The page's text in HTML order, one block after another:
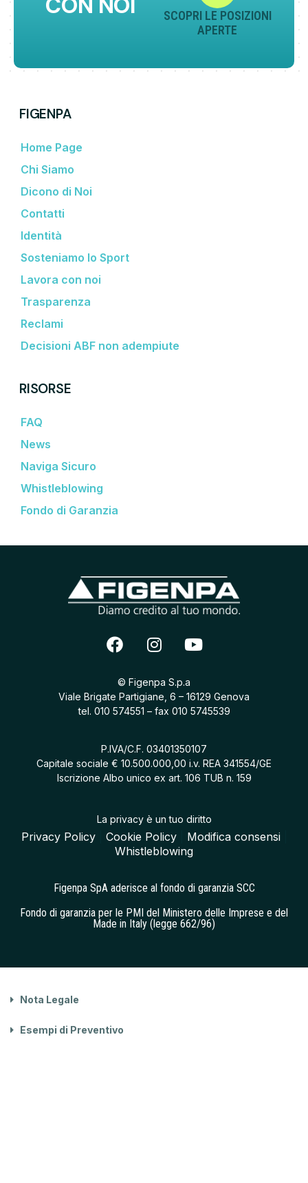
SCOPRI LE POSIZIONI
APERTE
FIGENPA
Home Page
Chi Siamo
Dicono di Noi
Contatti
Identità
Sosteniamo lo Sport
Lavora con noi
Trasparenza
Reclami
Decisioni ABF non adempiute
RISORSE
FAQ
News
Naviga Sicuro
Whistleblowing
Fondo di Garanzia
© Figenpa S.p.a
Viale Brigate Partigiane, 6 – 16129 Genova
tel. 010 574551 – fax 010 5745539
P.IVA/C.F. 03401350107
Capitale sociale € 10.500.000,00 i.v. REA 341554/GE
Iscrizione Albo unico ex art. 106 TUB n. 159
La privacy è un tuo diritto
Privacy Policy| Cookie Policy| Modifica consensi|
Whistleblowing
Figenpa SpA aderisce al fondo di garanzia SCC
Fondo di garanzia per le PMI del Ministero delle Imprese e del
Made in Italy (legge 662/96)
Nota Legale
Esempi di Preventivo